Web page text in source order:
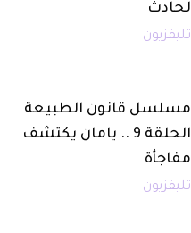
لحادث
تليفزيون
مسلسل قانون الطبيعة
الحلقة 9 .. يامان يكتشف
مفاجأة
تليفزيون